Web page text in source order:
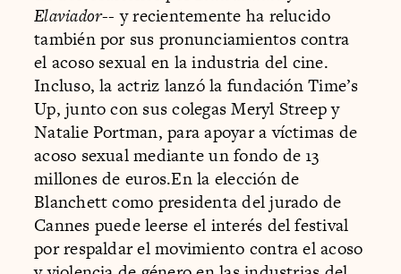
Elaviador-- y recientemente ha relucido
también por sus pronunciamientos contra
el acoso sexual en la industria del cine.
Incluso, la actriz lanzó la fundación Time’s
Up, junto con sus colegas Meryl Streep y
Natalie Portman, para apoyar a víctimas de
acoso sexual mediante un fondo de 13
millones de euros.En la elección de
Blanchett como presidenta del jurado de
Cannes puede leerse el interés del festival
por respaldar el movimiento contra el acoso